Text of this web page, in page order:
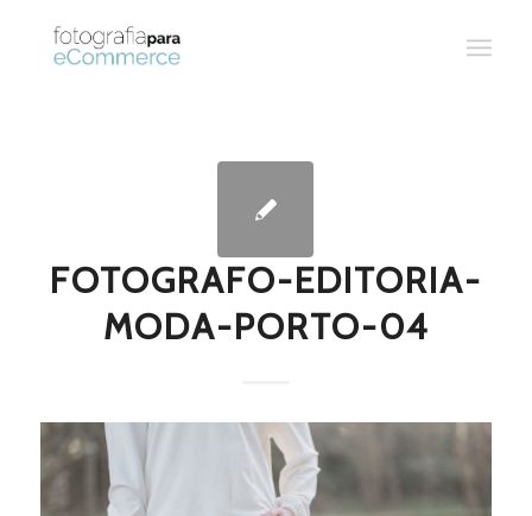
FOTOGRAFO-EDITORIA-
MODA-PORTO-04